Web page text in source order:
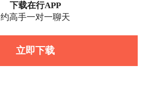
下载在行APP
约高手一对一聊天
立即下载